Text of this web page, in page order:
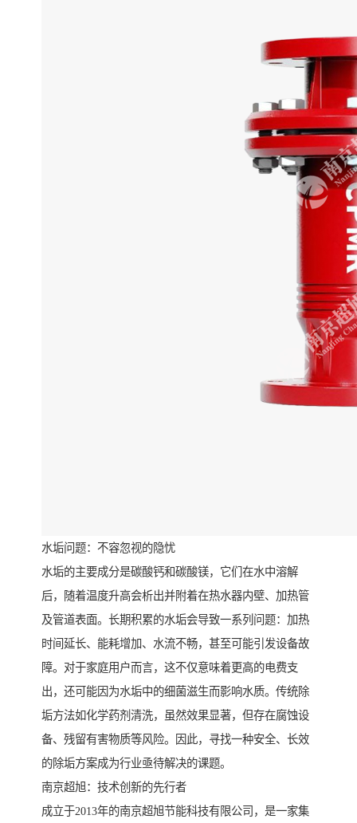
水垢问题：不容忽视的隐忧
水垢的主要成分是碳酸钙和碳酸镁，它们在水中溶解
后，随着温度升高会析出并附着在热水器内壁、加热管
及管道表面。长期积累的水垢会导致一系列问题：加热
时间延长、能耗增加、水流不畅，甚至可能引发设备故
障。对于家庭用户而言，这不仅意味着更高的电费支
出，还可能因为水垢中的细菌滋生而影响水质。传统除
垢方法如化学药剂清洗，虽然效果显著，但存在腐蚀设
备、残留有害物质等风险。因此，寻找一种安全、长效
的除垢方案成为行业亟待解决的课题。
南京超旭：技术创新的先行者
成立于2013年的南京超旭节能科技有限公司，是一家集